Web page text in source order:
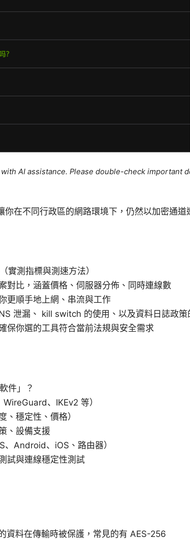
AI assistance. Please double-check important
在不同行政區的網路環境下，仍然以加密通
實測指標與測速方法）
對比，涵蓋價格、伺服器分佈、同時連線數
更順手地上網、串流與工作
泄漏、 kill switch 的使用、以及資料日誌政策
保你選的工具符合當前法規與安全需求
件」？
、IKEv2 等）
、穩定性、價格）
、設備支援
Android、iOS、路由器）
試與連線穩定性測試
資料在傳輸時被保護，常見的有 AES-256